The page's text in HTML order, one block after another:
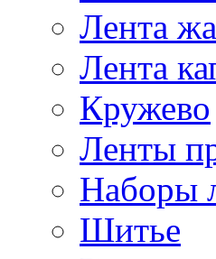
Лента
Лента
Кружево
Ленты
Наборы
Шитье